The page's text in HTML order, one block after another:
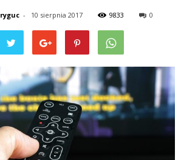
- 10 sierpnia 2017 9833 0